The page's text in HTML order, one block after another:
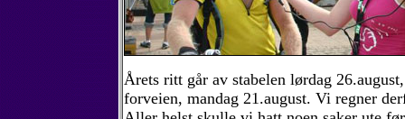
Årets ritt går av stabelen lørdag
forveien, mandag 21.august. Vi regner